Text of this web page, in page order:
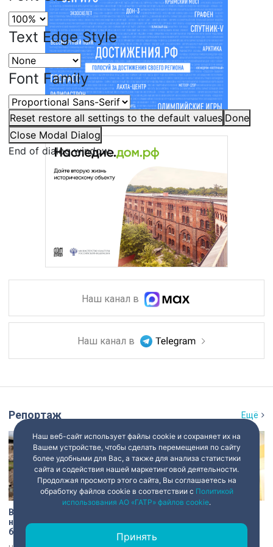
Text Edge Style
Font Family
Reset restore all settings to the default values Done
Close Modal Dialog
End of dialog window.
Наш канал в
Наш канал в
Репортаж Ещё
В Старой Ладоге археологи
нашли крест XI века и
боевой топор – главные
ортопедии имени Р.Р.
императорской лечебницы
Наш веб-сайт использует файлы cookie и сохраняет их на
Вашем устройстве, чтобы сделать перемещения по сайту
более удобными для Вас, а также для анализа статистики
сайта и содействия нашей маркетинговой деятельности.
Продолжая просмотр этого сайта, Вы соглашаетесь на
обработку файлов cookie в соответствии с Политикой
использования АО «ГАТР» файлов cookie.
Принять